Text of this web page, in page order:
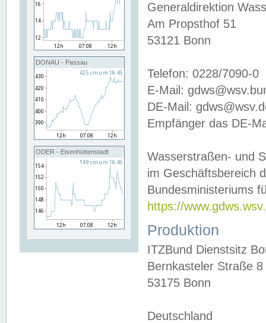
DONAU - Passau
ODER - Eisenhüttenstadt
Generaldirektion
Am Propsthof 51
53121 Bonn
Telefon: 0228/7090-0
E-Mail:
DE-Mail:
Empfänger das DE-
Wasserstraßen- und
im Geschäftsbereich
Bundesministeriums
https://
Produktion
ITZBund Dienstsitz
Bernkasteler Straße 8
53175 Bonn
Deutschland